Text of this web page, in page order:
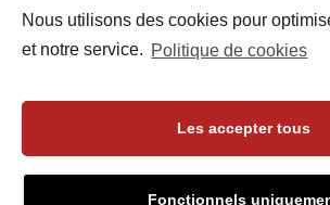
Nous utilisons des cookies pour
et notre service. Politique de cookies
Les accepter tous
Fonctionnels